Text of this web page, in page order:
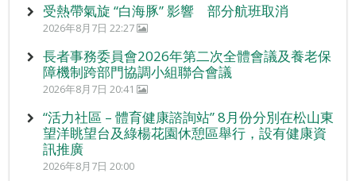
受熱帶氣旋 “白海豚” 影響 部分航班取消
2026年8月7日 22:27
長者事務委員會2026年第二次全體會議及養老保
障機制跨部門協調小組聯合會議
2026年8月7日 20:41
“活力社區 – 體育健康諮詢站” 8月份分別在松山東
望洋眺望台及綠楊花園休憩區舉行，設有健康資
訊推廣
2026年8月7日 20:00